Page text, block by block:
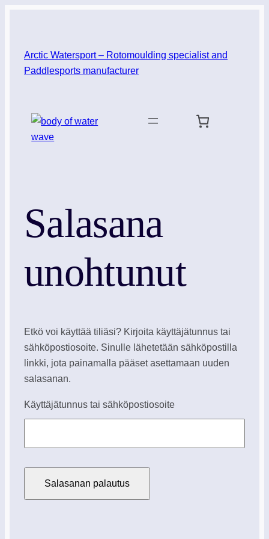
Arctic Watersport – Rotomoulding specialist and
Paddlesports manufacturer
Salasana
unohtunut
Etkö voi käyttää tiliäsi? Kirjoita käyttäjätunnus tai
sähköpostiosoite. Sinulle lähetetään sähköpostilla
linkki, jota painamalla pääset asettamaan uuden
salasanan.
Käyttäjätunnus tai sähköpostiosoite
Salasanan palautus